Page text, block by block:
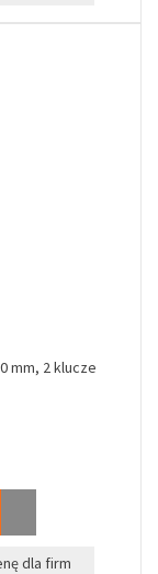
mm, 2 klucze
dla firm